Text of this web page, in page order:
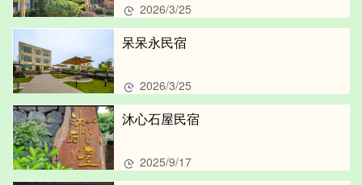
2026/3/25
呆呆永民宿
2026/3/25
沐心石屋民宿
2025/9/17